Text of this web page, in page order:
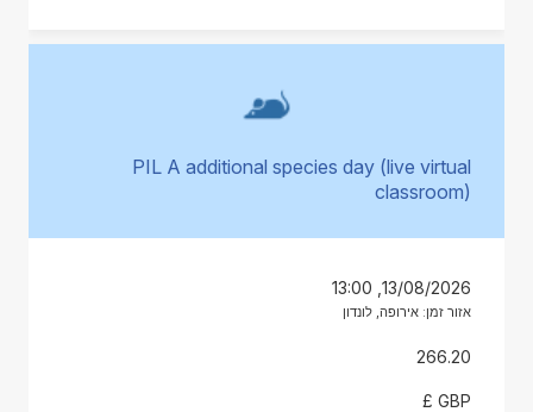
PIL A additional species day (live virtual
classroom)
13/08/2026, 13:00
אזור זמן: אירופה, לונדון
266.20
GBP £